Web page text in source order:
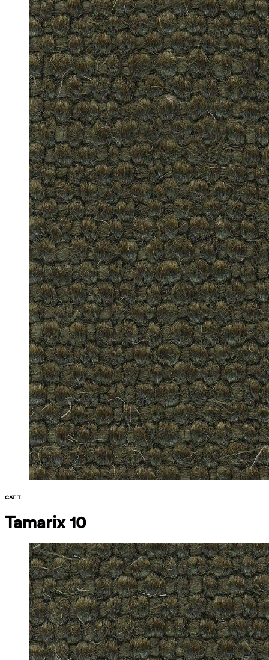
CAT. T
Tamarix 10